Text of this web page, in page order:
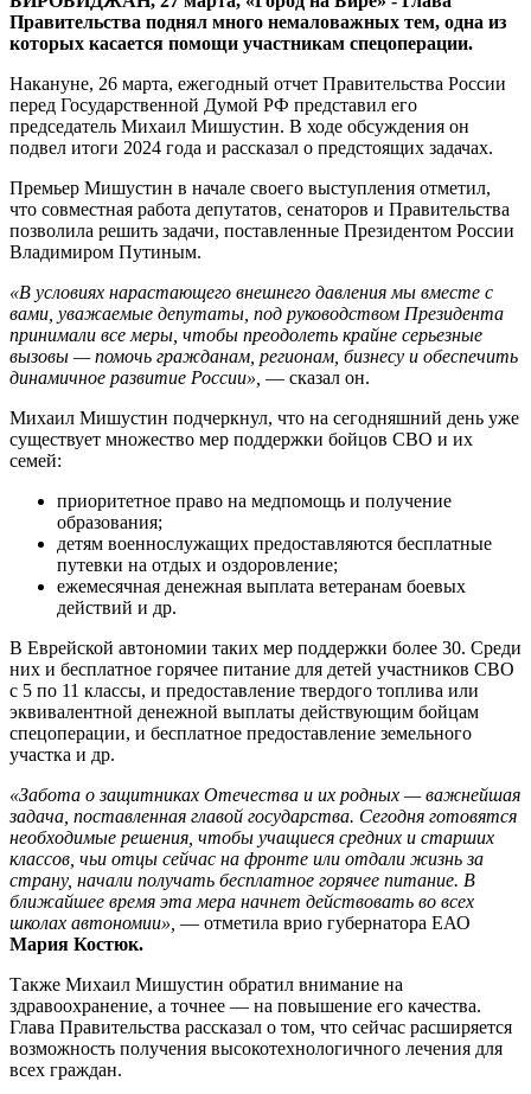
Правительства поднял много немаловажных тем, одна из
которых касается помощи участникам спецоперации.
Накануне, 26 марта, ежегодный отчет Правительства России
перед Государственной Думой РФ представил его
председатель Михаил Мишустин. В ходе обсуждения он
подвел итоги 2024 года и рассказал о предстоящих задачах.
Премьер Мишустин в начале своего выступления отметил,
что совместная работа депутатов, сенаторов и Правительства
позволила решить задачи, поставленные Президентом России
Владимиром Путиным.
«В условиях нарастающего внешнего давления мы вместе с
вами, уважаемые депутаты, под руководством Президента
принимали все меры, чтобы преодолеть крайне серьезные
вызовы — помочь гражданам, регионам, бизнесу и обеспечить
динамичное развитие России», — сказал он.
Михаил Мишустин подчеркнул, что на сегодняшний день уже
существует множество мер поддержки бойцов СВО и их
семей:
приоритетное право на медпомощь и получение
образования;
детям военнослужащих предоставляются бесплатные
путевки на отдых и оздоровление;
ежемесячная денежная выплата ветеранам боевых
действий и др.
В Еврейской автономии таких мер поддержки более 30. Среди
них и бесплатное горячее питание для детей участников СВО
с 5 по 11 классы, и предоставление твердого топлива или
эквивалентной денежной выплаты действующим бойцам
спецоперации, и бесплатное предоставление земельного
участка и др.
«Забота о защитниках Отечества и их родных — важнейшая
задача, поставленная главой государства. Сегодня готовятся
необходимые решения, чтобы учащиеся средних и старших
классов, чьи отцы сейчас на фронте или отдали жизнь за
страну, начали получать бесплатное горячее питание. В
ближайшее время эта мера начнет действовать во всех
школах автономии», — отметила врио губернатора ЕАО
Мария Костюк.
Также Михаил Мишустин обратил внимание на
здравоохранение, а точнее — на повышение его качества.
Глава Правительства рассказал о том, что сейчас расширяется
возможность получения высокотехнологичного лечения для
всех граждан.